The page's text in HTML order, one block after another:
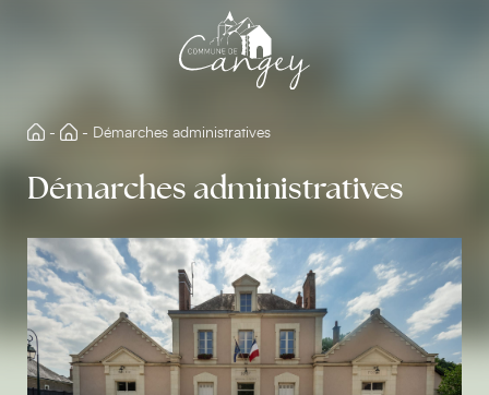
- - Démarches administratives
Démarches administratives